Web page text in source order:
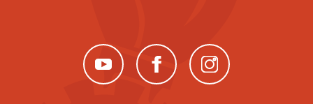
(neues Fenster)(neues Fenster)(neues Fenster)